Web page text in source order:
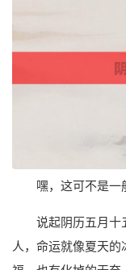
嘿，这可不是一
说起阴历五月十
人，命运就像夏天